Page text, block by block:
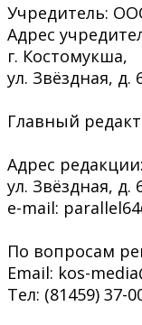
Учредитель:
Адрес
г. Костомукша,
ул. Звёздная, д.
Главный
Адрес
ул. Звёздная, д.
e-mail:
По вопросам
Email: kos-
Тел: (81459) 37-